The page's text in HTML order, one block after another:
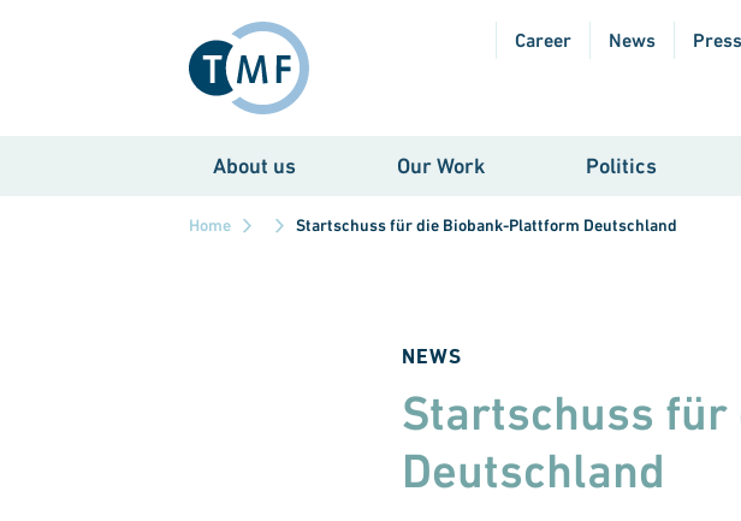
Career News Press
About us Our Work Politics
Home Startschuss für die Biobank-Plattform Deutschland
NEWS
Startschuss
Deutschland